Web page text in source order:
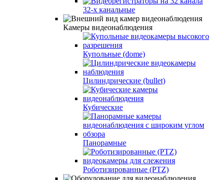
32-х канальные
Камеры видеонаблюдения
Купольные (dome)
Цилиндрические (bullet)
Кубические
Панорамные
Роботизированные (PTZ)